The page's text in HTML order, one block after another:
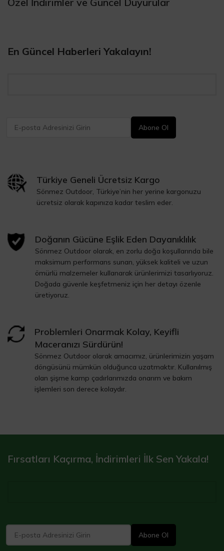
En Güncel Haberleri Yakalayın!
Türkiye Geneli Ücretsiz Kargo
Sönmez Outdoor, Türkiye’nin her yerine kargonuzu
ücretsiz olarak kapınıza kadar teslim eder.
Doğanın Gücüne Eşlik Eden Dayanıklılık
Sönmez Outdoor olarak, en zorlu doğa koşullarında bile
maksimum performans sunan, yüksek kaliteli ve uzun
ömürlü malzemeler kullanarak ürünlerimizi tasarlıyoruz.
Doğada güvenle keşfetmeniz için her detayı özenle
üretiyoruz.
Problemleri Onarmak Kolay, Keyifli
Maceranızı Sürdürün!
Sönmez Outdoor olarak amacımız, ürünlerimizin yaşam
döngüsünü mümkün olduğunca uzatmaktır. Kullanılmış
olan şişme kamp çadırlarımızda onarım ve bakım
işlemleri son derece kolaydır.
Fırsatları Kaçırma, İndirimleri İlk Sen Yakala!